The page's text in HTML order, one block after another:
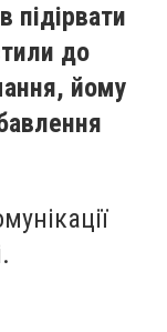
підірвати
до
йому